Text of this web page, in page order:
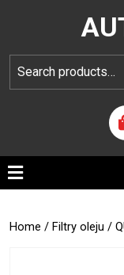
Home / Filtry oleju /